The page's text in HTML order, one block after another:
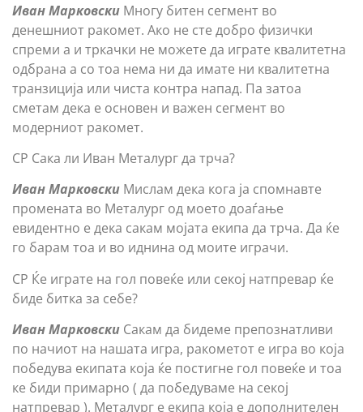
Иван Марковски Многу битен сегмент во
денешниот ракомет. Ако не сте добро физички
спреми а и тркачки не можете да играте квалитетна
одбрана а со тоа нема ни да имате ни квалитетна
транзиција или чиста контра напад. Па затоа
сметам дека е основен и важен сегмент во
модерниот ракомет.
СР Сака ли Иван Металург да трча?
Иван Марковски Мислам дека кога ја спомнавте
промената во Металург од моето доаѓање
евидентно е дека сакам мојата екипа да трча. Да ќе
го барам тоа и во иднина од моите играчи.
СР Ќе играте на гол повеќе или секој натпревар ќе
биде битка за себе?
Иван Марковски Сакам да бидеме препознатливи
по начиот на нашата игра, ракометот е игра во која
победува екипата која ќе постигне гол повеќе и тоа
ке биди примарно ( да победуваме на секој
натпревар ). Металург е екипа која е дополнителен